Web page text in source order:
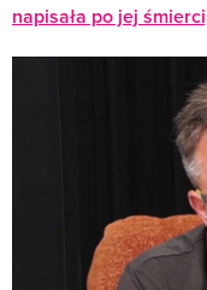
napisała po jej